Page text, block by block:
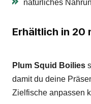
natürliches
Erhältlich in 20
Plum Squid Boilies
damit du deine
Zielfische anpassen